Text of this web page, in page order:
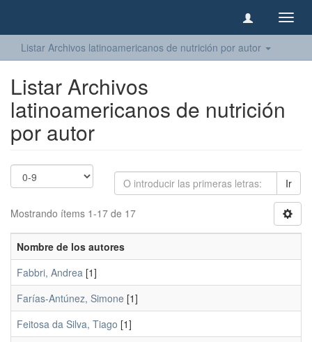
Listar Archivos latinoamericanos de nutrición por autor
Listar Archivos
latinoamericanos de nutrición
por autor
Ir
Mostrando ítems 1-17 de 17
Nombre de los autores
Fabbri, Andrea [1]
Farías-Antúnez, Simone [1]
Feitosa da Silva, Tiago [1]